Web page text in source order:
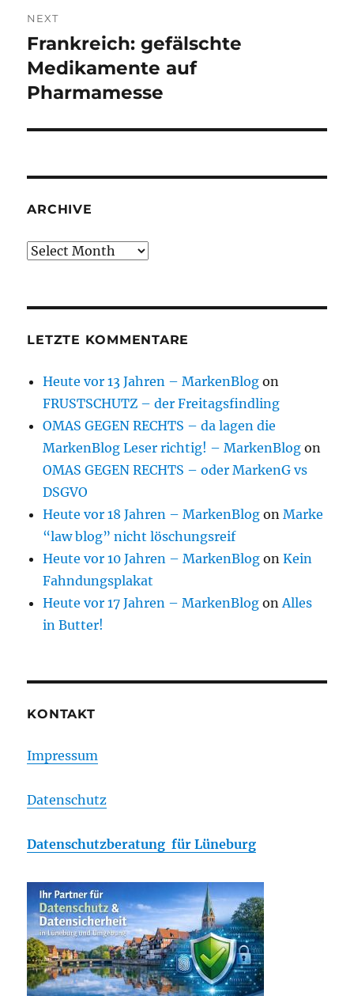
NEXT
Next
post:
Frankreich: gefälschte
Medikamente auf
Pharmamesse
ARCHIVE
Archive
LETZTE KOMMENTARE
Heute vor 13 Jahren – MarkenBlog on
FRUSTSCHUTZ – der Freitagsfindling
OMAS GEGEN RECHTS – da lagen die
MarkenBlog Leser richtig! – MarkenBlog on
OMAS GEGEN RECHTS – oder MarkenG vs
DSGVO
Heute vor 18 Jahren – MarkenBlog onMarke
“law blog” nicht löschungsreif
Heute vor 10 Jahren – MarkenBlog onKein
Fahndungsplakat
Heute vor 17 Jahren – MarkenBlog onAlles
in Butter!
KONTAKT
Impressum
Datenschutz
Datenschutzberatung für Lüneburg